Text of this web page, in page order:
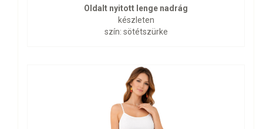
Oldalt nyitott lenge nadrág
készleten
szín: sötétszürke